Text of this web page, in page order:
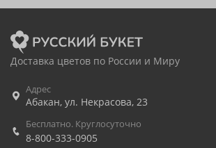
Доставка цветов по России и Миру
Адрес
Абакан, ул. Некрасова, 23
Бесплатно. Круглосуточно
8-800-333-0905